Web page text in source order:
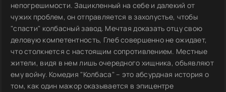
непогрешимости. Зацикленный на себе и далекий от
чужих проблем, он отправляется в захолустье, чтобы
"спасти" колбасный завод. Мечтая доказать отцу свою
деловую компетентность, Глеб совершенно не ожидает,
что столкнется с настоящим сопротивлением. Местные
жители, видя в нем лишь очередного хищника, объявляют
ему войну. Комедия "Колбаса" – это абсурдная история о
том, как один мажор оказывается в эпицентре